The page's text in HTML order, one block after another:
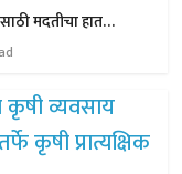
मदतीचा हात…